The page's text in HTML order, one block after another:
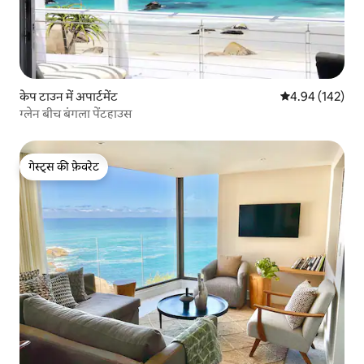
केप टाउन में अपार्टमेंट औसत रेटिंग 5 में से
4.94 (142)
ग्लेन बीच बंगला पेंटहाउस
गेस्ट्स की फ़ेवरेट
गेस्ट्स की फ़ेवरेट